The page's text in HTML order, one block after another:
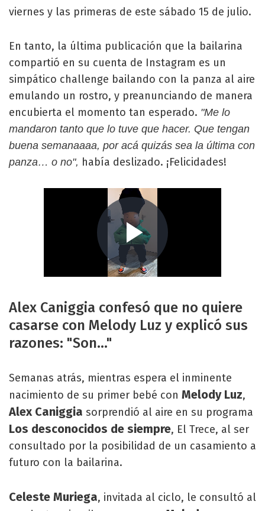
viernes y las primeras de este sábado 15 de julio.
En tanto, la última publicación que la bailarina
compartió en su cuenta de Instagram es un
simpático challenge bailando con la panza al aire
emulando un rostro, y preanunciando de manera
encubierta el momento tan esperado. "Me lo
mandaron tanto que lo tuve que hacer. Que tengan
buena semanaaaa, por acá quizás sea la última con
panza… o no", había deslizado. ¡Felicidades!
Alex Caniggia confesó que no quiere
casarse con Melody Luz y explicó sus
razones: "Son..."
Semanas atrás, mientras espera el inminente
nacimiento de su primer bebé con Melody Luz,
Alex Caniggia sorprendió al aire en su programa
Los desconocidos de siempre, El Trece, al ser
consultado por la posibilidad de un casamiento a
futuro con la bailarina.
Celeste Muriega, invitada al ciclo, le consultó al